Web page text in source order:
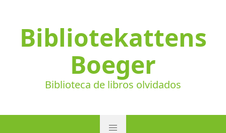
Bibliotekattens
Boeger
Biblioteca de libros olvidados